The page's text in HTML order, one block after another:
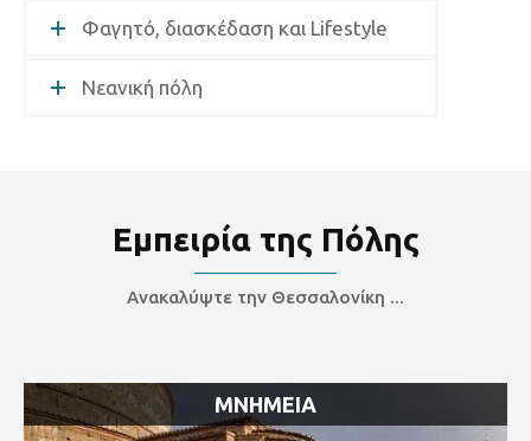
Φαγητό, διασκέδαση και Lifestyle
Νεανική πόλη
Εμπειρία της Πόλης
Ανακαλύψτε την Θεσσαλονίκη ...
MNHMEIA